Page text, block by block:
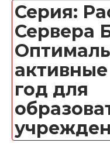
Серия:
Сервера
активные
год для